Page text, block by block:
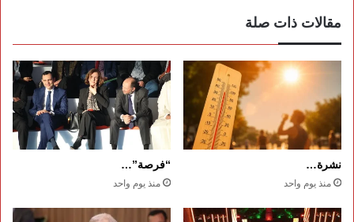
مقالات ذات صلة
نشرة…
منذ يوم واحد
“فرصة”…
منذ يوم واحد